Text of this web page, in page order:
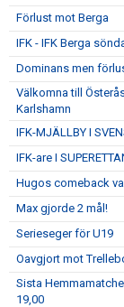
Förlust mot Berga
IFK - IFK Berga
Dominans men
Välkomna till
Karlshamn
IFK-MJÄLLBY I
IFK-are I
Hugos comeback
Max gjorde 2 mål!
Serieseger för U19
Oavgjort mot
Sista
19,00